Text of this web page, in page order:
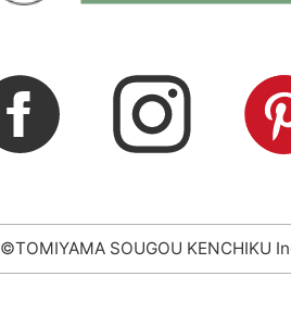
©TOMIYAMA SOUGOU KENCHIKU